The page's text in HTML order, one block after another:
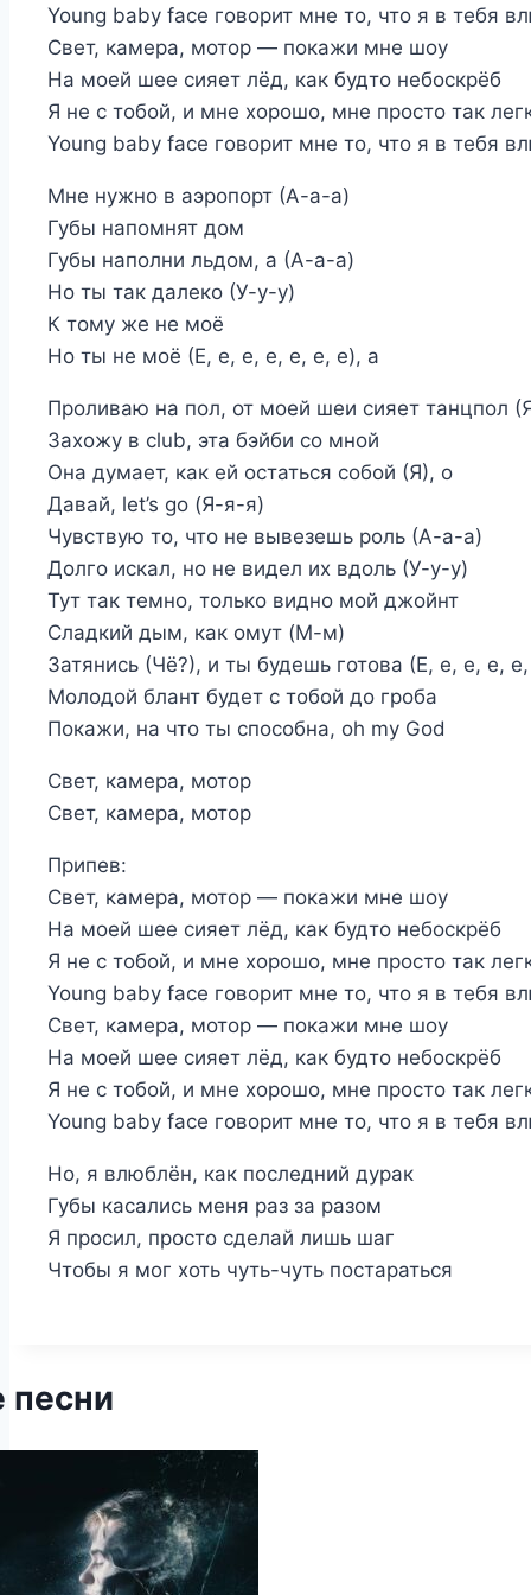
Young baby face говорит мне то, что я в тебя
Свет, камера, мотор — покажи мне шоу
На моей шее сияет лёд, как будто небоскрёб
Я не с тобой, и мне хорошо, мне просто так
Young baby face говорит мне то, что я в тебя
Мне нужно в аэропорт (А-а-а)
Губы напомнят дом
Губы наполни льдом, а (А-а-а)
Но ты так далеко (У-у-у)
К тому же не моё
Но ты не моё (Е, е, е, е, е, е, е), а
Проливаю на пол, от моей шеи сияет танцпол
Захожу в club, эта бэйби со мной
Она думает, как ей остаться собой (Я), о
Давай, let’s go (Я-я-я)
Чувствую то, что не вывезешь роль (А-а-а)
Долго искал, но не видел их вдоль (У-у-у)
Тут так темно, только видно мой джойнт
Сладкий дым, как омут (М-м)
Затянись (Чё?), и ты будешь готова (Е, е, е, е,
Молодой блант будет с тобой до гроба
Покажи, на что ты способна, oh my God
Свет, камера, мотор
Свет, камера, мотор
Припев:
Свет, камера, мотор — покажи мне шоу
На моей шее сияет лёд, как будто небоскрёб
Я не с тобой, и мне хорошо, мне просто так
Young baby face говорит мне то, что я в тебя
Свет, камера, мотор — покажи мне шоу
На моей шее сияет лёд, как будто небоскрёб
Я не с тобой, и мне хорошо, мне просто так
Young baby face говорит мне то, что я в тебя
Но, я влюблён, как последний дурак
Губы касались меня раз за разом
Я просил, просто сделай лишь шаг
Чтобы я мог хоть чуть-чуть постараться
песни